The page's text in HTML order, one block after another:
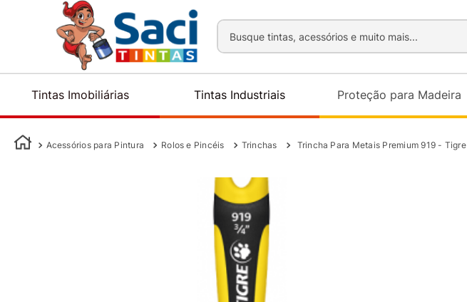
Busque tintas, acessórios e muito mais...
Tintas Imobiliárias Tintas Industriais Proteção para Madeira
Acessórios para Pintura Rolos e Pincéis Trinchas Trincha Para Metais Premium 919 - Tigre